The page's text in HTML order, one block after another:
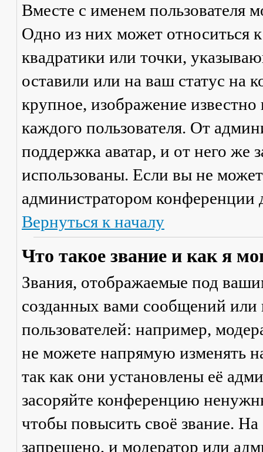
Вместе с именем пользователя
Одно из них может относиться
квадратики или точки,
оставили или на ваш статус на
крупное, изображение
каждого пользователя. От
поддержка аватар, и от него же
использованы. Если вы не
администратором конференции
Вернуться к началу
Что такое звание и как я
Звания, отображаемые под
созданных вами сообщений
пользователей: например,
не можете напрямую изменять
так как они установлены её
засоряйте конференцию
чтобы повысить своё звание.
запрещено, и модератор или